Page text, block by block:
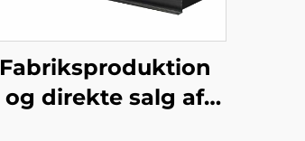
Fabriksproduktion
og direkte salg af